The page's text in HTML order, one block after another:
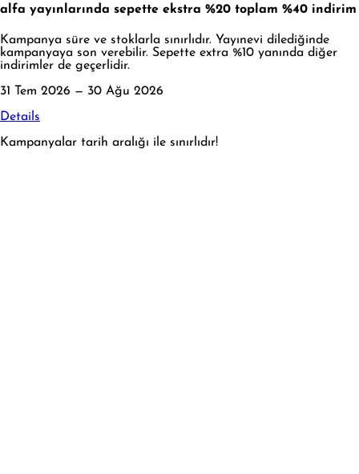
alfa yayınlarında sepette ekstra %20 toplam %40 indirim
Kampanya süre ve stoklarla sınırlıdır. Yayınevi dilediğinde
kampanyaya son verebilir. Sepette extra %10 yanında diğer
indirimler de geçerlidir.
31 Tem 2026 — 30 Ağu 2026
Details
Kampanyalar tarih aralığı ile sınırlıdır!